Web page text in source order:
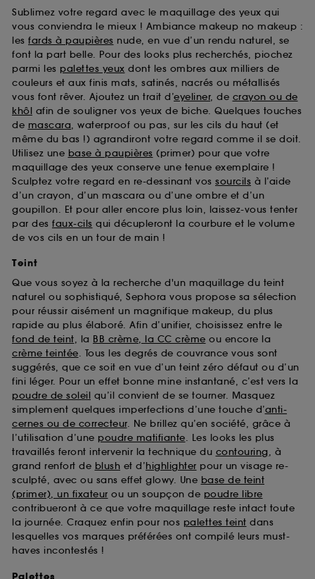
Sublimez votre regard avec le maquillage des yeux qui
vous conviendra le mieux ! Ambiance makeup no makeup :
les fards à paupières nude, en vue d’un rendu naturel, se
font la part belle. Pour des looks plus recherchés, piochez
parmi les palettes yeux dont les ombres aux milliers de
couleurs et aux finis mats, satinés, nacrés ou métallisés
vous font rêver. Ajoutez un trait d’eyeliner, de crayon ou de
khôl afin de souligner vos yeux de biche. Quelques touches
de mascara, waterproof ou pas, sur les cils du haut (et
même du bas !) agrandiront votre regard comme il se doit.
Utilisez une base à paupières (primer) pour que votre
maquillage des yeux conserve une tenue exemplaire !
Sculptez votre regard en re-dessinant vos sourcils à l’aide
d’un crayon, d’un mascara ou d’une ombre et d’un
goupillon. Et pour aller encore plus loin, laissez-vous tenter
par des faux-cils qui décupleront la courbure et le volume
de vos cils en un tour de main !
Teint
Que vous soyez à la recherche d'un maquillage du teint
naturel ou sophistiqué, Sephora vous propose sa sélection
pour réussir aisément un magnifique makeup, du plus
rapide au plus élaboré. Afin d’unifier, choisissez entre le
fond de teint, la BB crème, la CC crème ou encore la
crème teintée. Tous les degrés de couvrance vous sont
suggérés, que ce soit en vue d’un teint zéro défaut ou d’un
fini léger. Pour un effet bonne mine instantané, c’est vers la
poudre de soleil qu’il convient de se tourner. Masquez
simplement quelques imperfections d’une touche d’anti-
cernes ou de correcteur. Ne brillez qu’en société, grâce à
l’utilisation d’une poudre matifiante. Les looks les plus
travaillés feront intervenir la technique du contouring, à
grand renfort de blush et d’highlighter pour un visage re-
sculpté, avec ou sans effet glowy. Une base de teint
(primer), un fixateur ou un soupçon de poudre libre
contribueront à ce que votre maquillage reste intact toute
la journée. Craquez enfin pour nos palettes teint dans
lesquelles vos marques préférées ont compilé leurs must-
haves incontestés !